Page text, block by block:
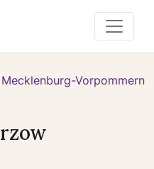
Mecklenburg-Vorpommern